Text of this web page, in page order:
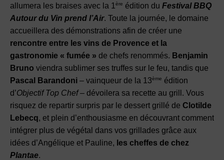
allumera les braises avec la 1 ère édition du Festival BBQ
Autour du Vin prend l’Air. Toute la journée, le domaine
accueillera des démonstrations afin de créer une
rencontre entre les vins de Provence et la
gastronomie « fumée » de chefs renommés. Benjamin
Bruno viendra sublimer ses truffes sur le feu, tandis que
Pascal Barandoni – vainqueur de la 13ème édition
d’Objectif Top Chef– dévoilera sa recette au grill. Vous
risquez de repartir surpris par le dessert grillé de Clotilde
Lebecq, et plein d’enthousiasme en découvrant comment
intégrer plus de végétal dans vos grillades grâce aux
idées d’Angélique et Pauline, les cheffes de chez
Plantae.